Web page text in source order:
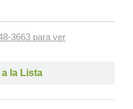
3663 para ver
la Lista